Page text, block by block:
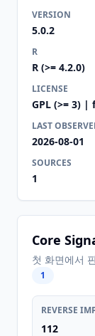
VERSION
5.0.2
R
R (>= 4.2.0)
LICENSE
GPL (>= 3) |
LAST
2026-08-01
SOURCES
1
Core
첫 화면에서
1
REVERSE
112